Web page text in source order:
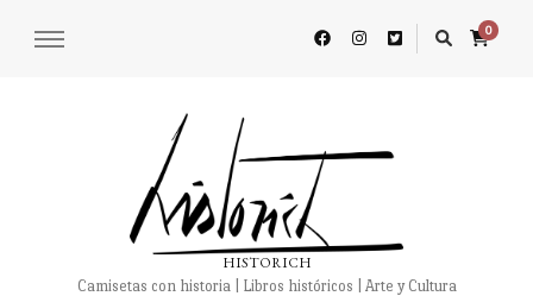
0
HISTORICH
Camisetas con historia | Libros históricos | Arte y Cultura